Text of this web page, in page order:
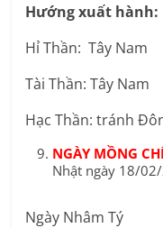
Hướng xuất hành:
Hỉ Thần: Tây Nam
Tài Thần: Tây Nam
Hạc Thần: tránh
NGÀY MỒNG
Nhật ngày 18/
Ngày Nhâm